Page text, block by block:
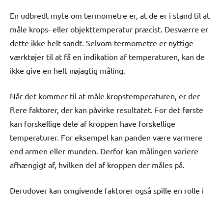
En udbredt myte om termometre er, at de er i stand til at
måle krops- eller objekttemperatur præcist. Desværre er
dette ikke helt sandt. Selvom termometre er nyttige
værktøjer til at få en indikation af temperaturen, kan de
ikke give en helt nøjagtig måling.
Når det kommer til at måle kropstemperaturen, er der
flere faktorer, der kan påvirke resultatet. For det første
kan forskellige dele af kroppen have forskellige
temperaturer. For eksempel kan panden være varmere
end armen eller munden. Derfor kan målingen variere
afhængigt af, hvilken del af kroppen der måles på.
Derudover kan omgivende faktorer også spille en rolle i